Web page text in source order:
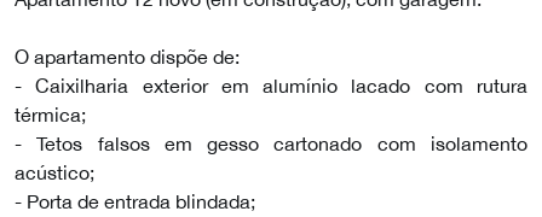
O apartamento dispõe de:
- Caixilharia exterior em alumínio lacado com rutura
térmica;
- Tetos falsos em gesso cartonado com isolamento
acústico;
- Porta de entrada blindada;